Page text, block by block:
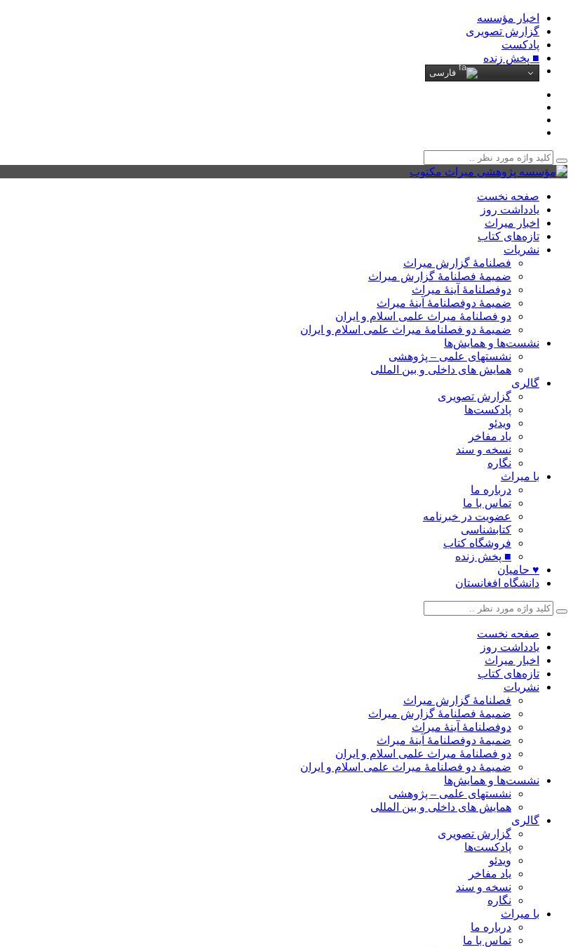
اخبار مؤسسه
گزارش تصویری
پادکست‌
■ پخش زنده
فارسی
صفحه نخست
یادداشت روز
اخبار میراث
تازه‌های کتاب
نشریات
فصلنامۀ گزارش میراث
ضمیمۀ فصلنامۀ گزارش میراث
دوفصلنامۀ آینۀ میراث
ضمیمۀ دوفصلنامۀ آینۀ میراث
دو فصلنامۀ میراث علمی اسلام و ایران
ضمیمۀ دو فصلنامۀ میراث علمی اسلام و ایران
نشست‌ها و همایش‌ها
نشستهای علمی – پژوهشی
همایش های داخلی و بین المللی
گالری
گزارش تصویری
پادکست‌ها
ویدئو
یاد مفاخر
نسخه و سند
نگاره
با میراث
درباره ما
تماس با ما
عضویت در خبرنامه
کتابشناسی
فروشگاه کتاب
■ پخش زنده
♥ حامیان
دانشگاه افغانستان
صفحه نخست
یادداشت روز
اخبار میراث
تازه‌های کتاب
نشریات
فصلنامۀ گزارش میراث
ضمیمۀ فصلنامۀ گزارش میراث
دوفصلنامۀ آینۀ میراث
ضمیمۀ دوفصلنامۀ آینۀ میراث
دو فصلنامۀ میراث علمی اسلام و ایران
ضمیمۀ دو فصلنامۀ میراث علمی اسلام و ایران
نشست‌ها و همایش‌ها
نشستهای علمی – پژوهشی
همایش های داخلی و بین المللی
گالری
گزارش تصویری
پادکست‌ها
ویدئو
یاد مفاخر
نسخه و سند
نگاره
با میراث
درباره ما
تماس با ما